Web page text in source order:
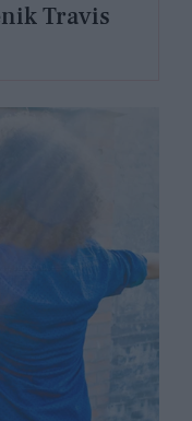
Travis